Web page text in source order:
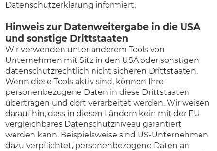
Datenschutzerklärung informiert.
Hinweis zur Datenweitergabe in die USA
und sonstige Drittstaaten
Wir verwenden unter anderem Tools von
Unternehmen mit Sitz in den USA oder sonstigen
datenschutzrechtlich nicht sicheren Drittstaaten.
Wenn diese Tools aktiv sind, können Ihre
personenbezogene Daten in diese Drittstaaten
übertragen und dort verarbeitet werden. Wir weisen
darauf hin, dass in diesen Ländern kein mit der EU
vergleichbares Datenschutzniveau garantiert
werden kann. Beispielsweise sind US-Unternehmen
dazu verpflichtet, personenbezogene Daten an